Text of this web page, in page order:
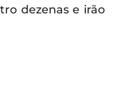
dezenas e irão